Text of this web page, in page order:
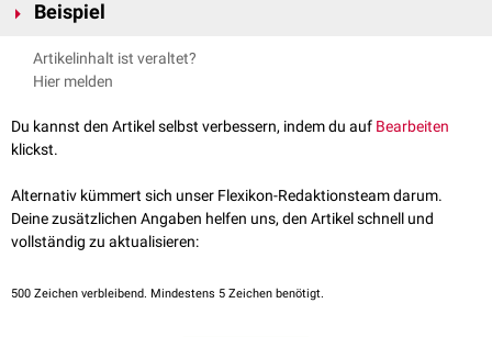
Beispiel
Klassische Geflügelpest
Afrikanische Schweinepest
Artikelinhalt ist veraltet?
Hier melden
Du kannst den Artikel selbst verbessern, indem du auf Bearbeiten
klickst.
Alternativ kümmert sich unser Flexikon-Redaktionsteam darum.
Deine zusätzlichen Angaben helfen uns, den Artikel schnell und
vollständig zu aktualisieren:
500 Zeichen verbleibend. Mindestens 5 Zeichen benötigt.